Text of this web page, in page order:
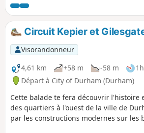
rive du fleuve, puis passe devant les
l'université de Durham, l'école de
bâtiments classés de South Street
de départ via le nouveau quartier
Circuit Kepier et
Visorandonneur
4,61 km
+58 m -58 m
Départ à City of Durham (Durham)
Cette balade te fera découvrir l'histoire
des quartiers à l'ouest de la ville de
par les constructions modernes sur les